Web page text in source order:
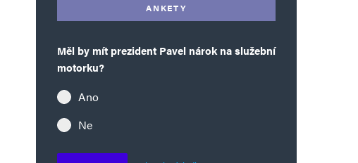
ANKETY
Měl by mít prezident Pavel nárok na služební
motorku?
Ano
Ne